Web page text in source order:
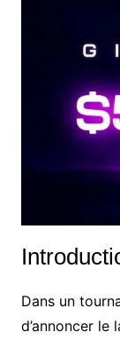
Dans un
d’annoncer le